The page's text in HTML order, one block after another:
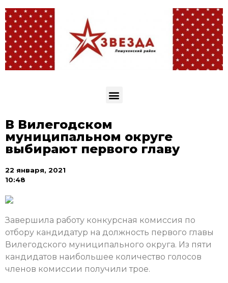
В Вилегодском
муниципальном округе
выбирают первого главу
22 января, 2021
10:48
Завершила работу конкурсная комиссия по
отбору кандидатур на должность первого главы
Вилегодского муниципального округа. Из пяти
кандидатов наибольшее количество голосов
членов комиссии получили трое.